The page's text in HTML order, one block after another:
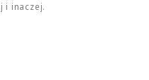
i inaczej.